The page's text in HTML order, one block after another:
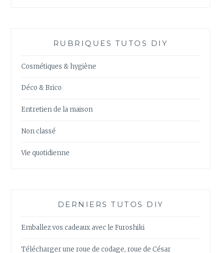
RUBRIQUES TUTOS DIY
Cosmétiques & hygiène
Déco & Brico
Entretien de la maison
Non classé
Vie quotidienne
DERNIERS TUTOS DIY
Emballez vos cadeaux avec le Furoshiki
Télécharger une roue de codage, roue de César